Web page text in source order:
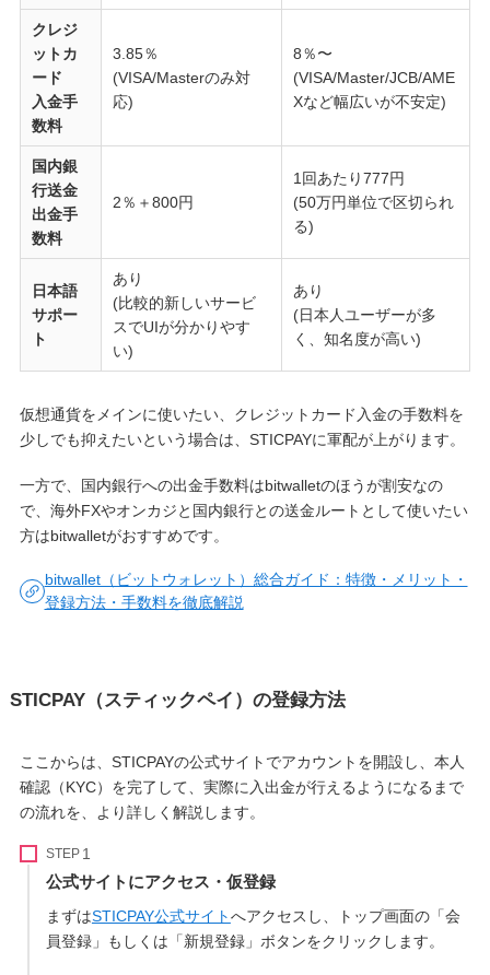
クレジ
ットカ
ード
入金手
数料
3.85％
(VISA/Masterのみ対
応)
8％〜
(VISA/Master/JCB/AME
Xなど幅広いが不安定)
国内銀
行送金
出金手
数料
2％＋800円
1回あたり777円
(50万円単位で区切られ
る)
日本語
サポー
ト
あり
(比較的新しいサービ
スでUIが分かりやす
い)
あり
(日本人ユーザーが多
く、知名度が高い)
仮想通貨をメインに使いたい、クレジットカード入金の手数料を
少しでも抑えたいという場合は、STICPAYに軍配が上がります。
一方で、国内銀行への出金手数料はbitwalletのほうが割安なの
で、海外FXやオンカジと国内銀行との送金ルートとして使いたい
方はbitwalletがおすすめです。
bitwallet（ビットウォレット）総合ガイド：特徴・メリット・
登録方法・手数料を徹底解説
STICPAY（スティックペイ）の登録方法
ここからは、STICPAYの公式サイトでアカウントを開設し、本人
確認（KYC）を完了して、実際に入出金が行えるようになるまで
の流れを、より詳しく解説します。
STEP
公式サイトにアクセス・仮登録
まずはSTICPAY公式サイトへアクセスし、トップ画面の「会
員登録」もしくは「新規登録」ボタンをクリックします。